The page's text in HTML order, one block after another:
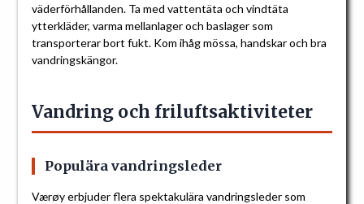
väderförhållanden. Ta med vattentäta och vindtäta
ytterkläder, varma mellanlager och baslager som
transporterar bort fukt. Kom ihåg mössa, handskar och bra
vandringskängor.
Vandring och friluftsaktiviteter
Populära vandringsleder
Værøy erbjuder flera spektakulära vandringsleder som